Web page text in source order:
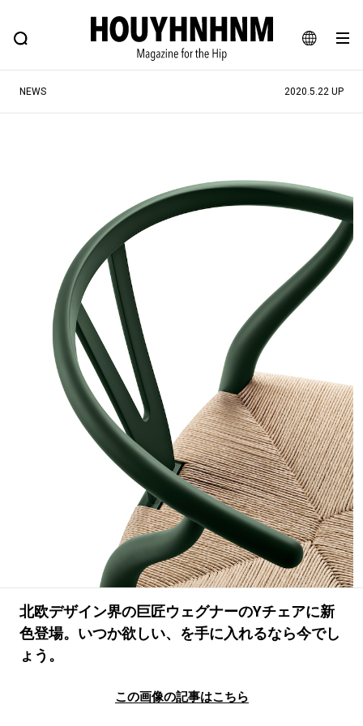
JA
EN
FEATURE BLOG SNAP
ヒップなファッション、カルチャー、ライフスタイルWEBマガジン
#憧れの逸品
#ESSENTIAL DESIGNS #古着サミット
#NEW VINTAGE #マイナーグッド図鑑
#路地裏てぃーん。
#GH 銘品の所以
#Commune H #FOCUS IT
#ととけん #FASHION #MUSIC #MOVIE
#LIFESTYLE #SNEAKER #OUTDOOR
#SPORTS #HANDSOME HANDBOOK
NEWS 2020.5.22 UP
北欧デザイン界の巨匠ウェグナーのYチェアに新
色登場。いつか欲しい、を手に入れるなら今でし
ょう。
この画像の記事はこちら